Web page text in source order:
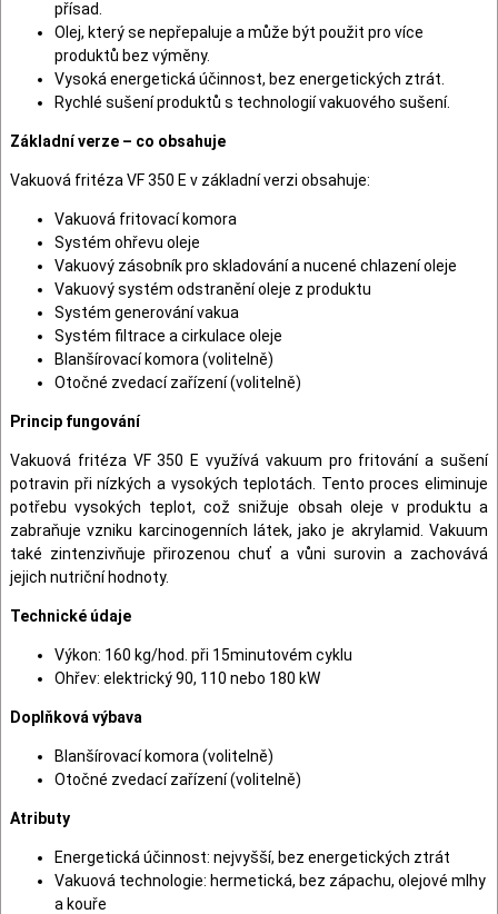
přísad.
Olej, který se nepřepaluje a může být použit pro více
produktů bez výměny.
Vysoká energetická účinnost, bez energetických ztrát.
Rychlé sušení produktů s technologií vakuového sušení.
Základní verze – co obsahuje
Vakuová fritéza VF 350 E v základní verzi obsahuje:
Vakuová fritovací komora
Systém ohřevu oleje
Vakuový zásobník pro skladování a nucené chlazení oleje
Vakuový systém odstranění oleje z produktu
Systém generování vakua
Systém filtrace a cirkulace oleje
Blanšírovací komora (volitelně)
Otočné zvedací zařízení (volitelně)
Princip fungování
Vakuová fritéza VF 350 E využívá vakuum pro fritování a sušení
potravin při nízkých a vysokých teplotách. Tento proces eliminuje
potřebu vysokých teplot, což snižuje obsah oleje v produktu a
zabraňuje vzniku karcinogenních látek, jako je akrylamid. Vakuum
také zintenzivňuje přirozenou chuť a vůni surovin a zachovává
jejich nutriční hodnoty.
Technické údaje
Výkon: 160 kg/hod. při 15minutovém cyklu
Ohřev: elektrický 90, 110 nebo 180 kW
Doplňková výbava
Blanšírovací komora (volitelně)
Otočné zvedací zařízení (volitelně)
Atributy
Energetická účinnost: nejvyšší, bez energetických ztrát
Vakuová technologie: hermetická, bez zápachu, olejové mlhy
a kouře